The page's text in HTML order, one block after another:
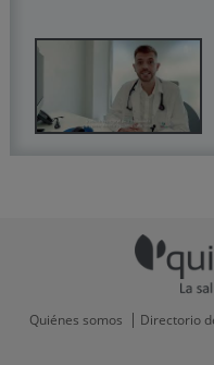
Quiénes somos Directorio